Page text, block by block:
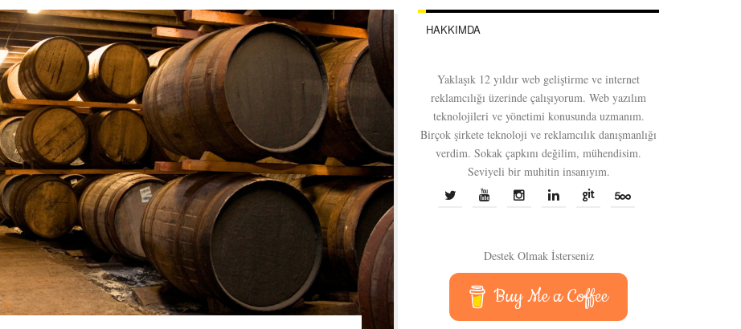
HAKKIMDA
Yaklaşık 12 yıldır web geliştirme ve internet
reklamcılığı üzerinde çalışıyorum. Web yazılım
teknolojileri ve yönetimi konusunda uzmanım.
Birçok şirkete teknoloji ve reklamcılık danışmanlığı
verdim. Sokak çapkını değilim, mühendisim.
Seviyeli bir muhitin insanıyım.
Destek Olmak İsterseniz
Buy Me a Coffee